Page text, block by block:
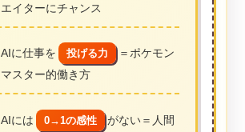
エイターにチャンス
AIに仕事を 投げる力
＝ポケモン
マスター的働き方
AIには 0→1の感性
がない＝人間